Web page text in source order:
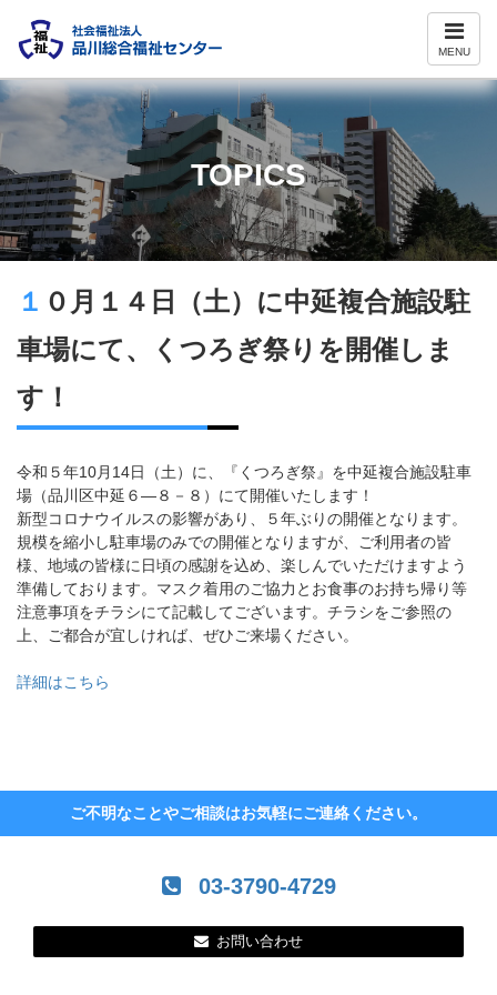
ナ
ビ
ゲ
シ
ョ
MENU
TOPICS
１０月１４日（土）に中延複合施設駐
車場にて、くつろぎ祭りを開催しま
す！
令和５年10月14日（土）に、『くつろぎ祭』を中延複合施設駐車
場（品川区中延６―８－８）にて開催いたします！
新型コロナウイルスの影響があり、５年ぶりの開催となります。
規模を縮小し駐車場のみでの開催となりますが、ご利用者の皆
様、地域の皆様に日頃の感謝を込め、楽しんでいただけますよう
準備しております。マスク着用のご協力とお食事のお持ち帰り等
注意事項をチラシにて記載してございます。チラシをご参照の
上、ご都合が宜しければ、ぜひご来場ください。
詳細はこちら
ご不明なことやご相談はお気軽にご連絡ください。
03-3790-4729
お問い合わせ